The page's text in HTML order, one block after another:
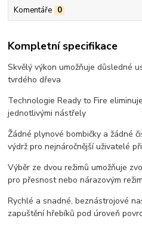
Komentáře 0
Kompletní specifikace
Skvělý výkon umožňuje důsledné
tvrdého dřeva
Technologie Ready to Fire
jednotlivými nástřely
Žádné plynové bombičky a žádné
výdrž pro nejnáročnější uživatelé
Výběr ze dvou režimů umožňuje
pro přesnost nebo nárazovým
Rychlé a snadné, beznástrojové
zapuštění hřebíků pod úroveň